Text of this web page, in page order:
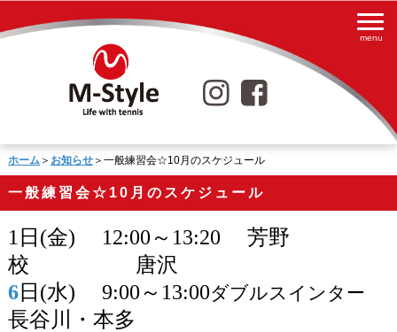
ホーム＞ お知らせ＞一般練習会☆10月のスケジュール
一般練習会☆10月のスケジュール
1 日 (金) 12:00 ～ 13:20 芳野
校 唐沢
6日 (水) 9:00 ～ 13:00ダブルスインター
長谷川・本多